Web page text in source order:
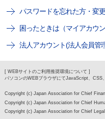
パスワードを忘れた方・変
困ったときは（マイアカウ
法人アカウント(法人会員管
[ WEBサイトのご利用推奨環境について ]
パソコンのWEBブラウザにてJavaScript、CSS
Copyright (c) Japan Association for Chief
Copyright (c) Japan Association for Chief
Copyright (c) Japan Association for Chief